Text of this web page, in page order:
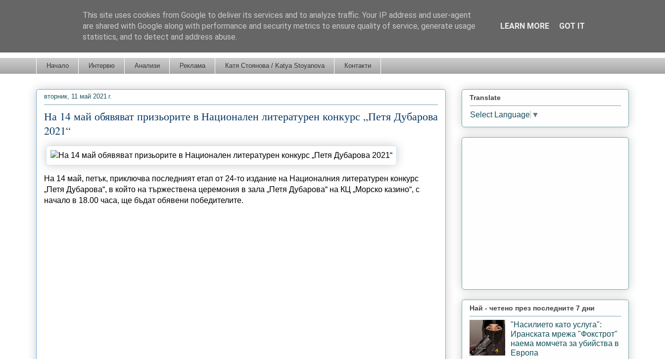
Начало Интервю Анализи Реклама Катя Стоянова / Katya Stoyanova Контакти
вторник, 11 май 2021 г.
На 14 май обявяват призьорите в Национален литературен конкурс „Петя Дубарова
2021“
На 14 май, петък, приключва последният етап от 24-то издание на Националния литературен конкурс
„Петя Дубарова“, в който на тържествена церемония в зала „Петя Дубарова“ на КЦ „Морско казино“, с
начало в 18.00 часа, ще бъдат обявени победителите.
Translate
Select Language ▼
Най - четено през последните 7 дни
"Насилието като услуга":
Иранската мрежа "Фокстрот"
наема момчета за убийства в
Европа
This site uses cookies from Google to deliver its services and to analyze traffic. Your IP address and user-agent
are shared with Google along with performance and security metrics to ensure quality of service, generate usage
statistics, and to detect and address abuse.
LEARN MORE GOT IT